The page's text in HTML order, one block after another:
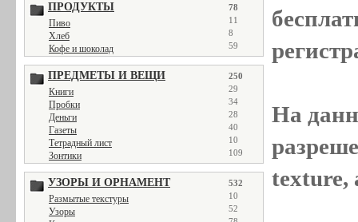
ПРОДУКТЫ 78
Пиво 11
Хлеб 8
Кофе и шоколад 59
ПРЕДМЕТЫ И ВЕЩИ 250
Книги 29
Пробки 34
Деньги 28
Газеты 40
Тетрадный лист 10
Зонтики 109
УЗОРЫ И ОРНАМЕНТ 532
Размытые текстуры 10
Узоры 52
На
texture,